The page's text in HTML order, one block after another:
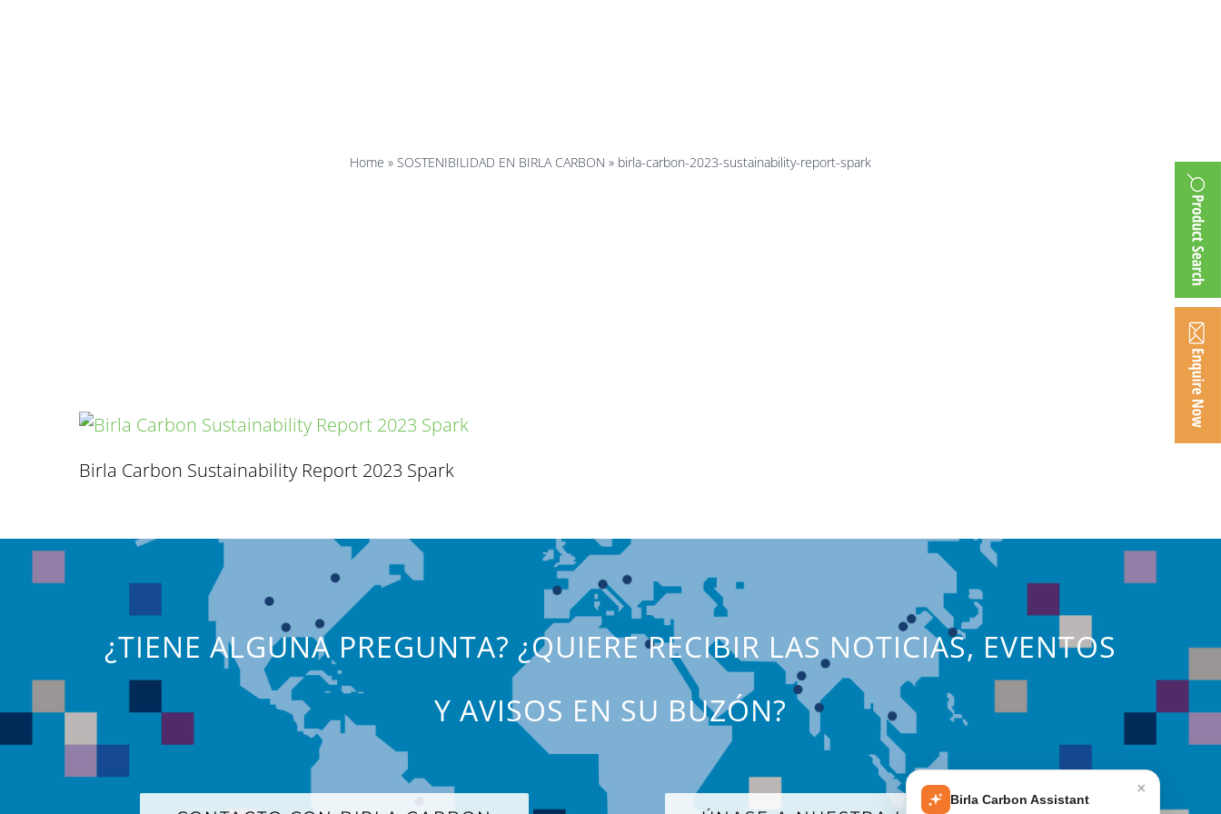
Home » SOSTENIBILIDAD EN BIRLA CARBON » birla-carbon-2023-sustainability-report-spark
Birla Carbon Sustainability Report 2023 Spark
¿TIENE ALGUNA PREGUNTA? ¿QUIERE RECIBIR LAS NOTICIAS, EVENTOS
Y AVISOS EN SU BUZÓN?
×
Birla Carbon Assistant